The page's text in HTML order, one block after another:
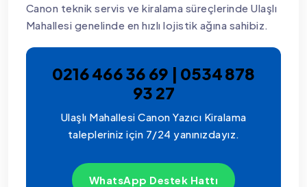
Canon teknik servis ve kiralama süreçlerinde Ulaşlı
Mahallesi genelinde en hızlı lojistik ağına sahibiz.
0216 466 36 69 | 0534 878
93 27
Ulaşlı Mahallesi Canon Yazıcı Kiralama
talepleriniz için 7/24 yanınızdayız.
WhatsApp Destek Hattı